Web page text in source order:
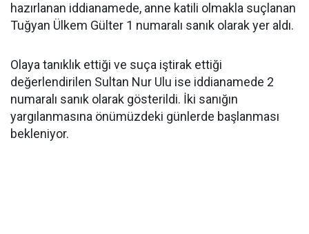
hazırlanan iddianamede, anne katili olmakla suçlanan
Tuğyan Ülkem Gülter 1 numaralı sanık olarak yer aldı.
Olaya tanıklık ettiği ve suça iştirak ettiği
değerlendirilen Sultan Nur Ulu ise iddianamede 2
numaralı sanık olarak gösterildi. İki sanığın
yargılanmasına önümüzdeki günlerde başlanması
bekleniyor.